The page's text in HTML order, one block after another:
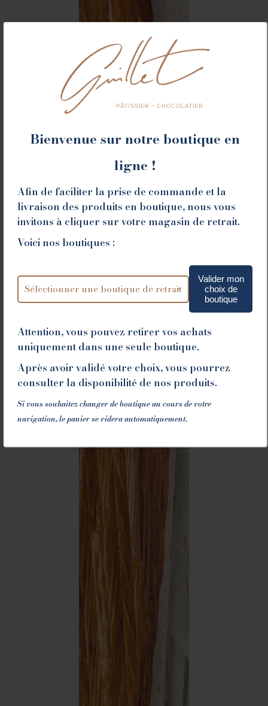
Bienvenue sur notre boutique en
ligne !
Afin de faciliter la prise de commande et la
livraison des produits en boutique, nous vous
invitons à cliquer sur votre magasin de retrait.
Voici nos boutiques :
Valider mon
choix de
boutique
Attention, vous pouvez retirer vos achats
uniquement dans une seule boutique.
Après avoir validé votre choix, vous pourrez
consulter la disponibilité de nos produits.
Si vous souhaitez changer de boutique au cours de votre
navigation, le panier se videra automatiquement.